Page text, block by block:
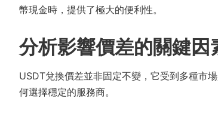
幣現金時，提供了極大的便利性。
分析影響價差的關鍵因
USDT兌換價差並非固定不變，它受到多種市
何選擇穩定的服務商。